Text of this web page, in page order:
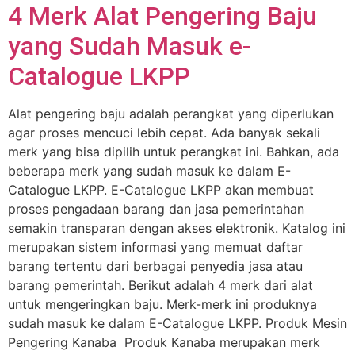
4 Merk Alat Pengering Baju
yang Sudah Masuk e-
Catalogue LKPP
Alat pengering baju adalah perangkat yang diperlukan
agar proses mencuci lebih cepat. Ada banyak sekali
merk yang bisa dipilih untuk perangkat ini. Bahkan, ada
beberapa merk yang sudah masuk ke dalam E-
Catalogue LKPP. E-Catalogue LKPP akan membuat
proses pengadaan barang dan jasa pemerintahan
semakin transparan dengan akses elektronik. Katalog ini
merupakan sistem informasi yang memuat daftar
barang tertentu dari berbagai penyedia jasa atau
barang pemerintah. Berikut adalah 4 merk dari alat
untuk mengeringkan baju. Merk-merk ini produknya
sudah masuk ke dalam E-Catalogue LKPP. Produk Mesin
Pengering Kanaba Produk Kanaba merupakan merk